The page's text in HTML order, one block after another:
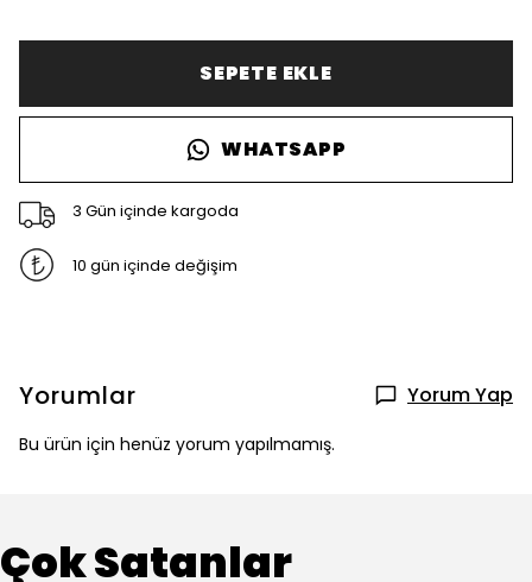
SEPETE EKLE
WHATSAPP
3 Gün içinde kargoda
10 gün içinde değişim
Yorumlar Yorum Yap
Bu ürün için henüz yorum yapılmamış.
Çok Satanlar